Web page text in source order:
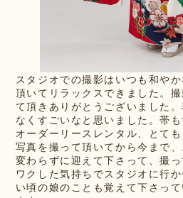
スタジオでの撮影はいつも和や
頂いてリラックスできました。
て頂きありがとうございました
なくすごいなと思いました。帯も
オーダーリースレンタル、とて
写真を撮って頂いてから今まで
変わらずに迎えて下さって、撮
ワクした気持ちでスタジオに行
い頃の娘のことも覚えて下さっ